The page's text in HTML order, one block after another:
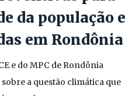
da população e
em Rondônia
e do MPC de Rondônia
a questão climática que